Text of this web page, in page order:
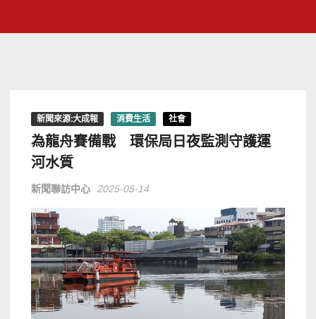
新聞來源:大成報 消費生活 社會
為龍舟賽備戰 環保局日夜監測守護運
河水質
新聞聯訪中心 2025-05-14